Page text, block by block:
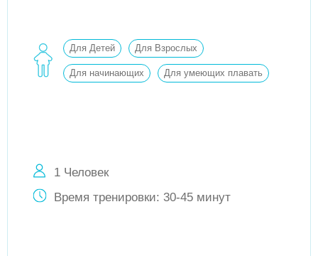
Для Детей Для Взрослых
Для начинающих Для умеющих плавать
1 Человек
Время тренировки: 30-45 минут